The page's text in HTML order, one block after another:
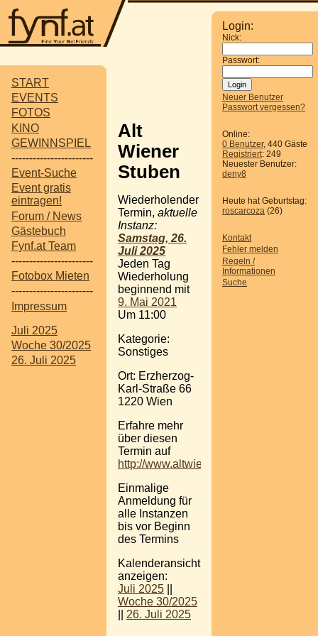
START
EVENTS
FOTOS
KINO
GEWINNSPIEL
-----------------------
Event-Suche
Event gratis
eintragen!
Forum / News
Gästebuch
Fynf.at Team
-----------------------
Fotobox Mieten
-----------------------
Impressum
Juli 2025
Woche 30/2025
26. Juli 2025
Login:
Nick:
Passwort:
Neuer Benutzer
Passwort vergessen?
Online:
0 Benutzer, 440 Gäste
Registriert: 249
Neuester Benutzer:
deny8
Heute hat Geburtstag:
roscarcoza (26)
Kontakt
Fehler melden
Regeln /
Informationen
Suche
Alt
Wiener
Stuben
Wiederholender
Termin, aktuelle
Instanz:
Samstag, 26.
Juli 2025
Jeden Tag
Wiederholung
beginnend mit
9. Mai 2021
Um 11:00
Kategorie:
Sonstiges
Ort: Erzherzog-
Karl-Straße 66
1220 Wien
Erfahre mehr
über diesen
Termin auf
http://www.altwienerstuben.com
Einmalige
Anmeldung für
alle Instanzen
bis vor Beginn
des Termins
Kalenderansicht
anzeigen:
Juli 2025
Woche 30/2025
26. Juli 2025